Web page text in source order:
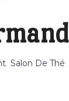
Salon De Thé